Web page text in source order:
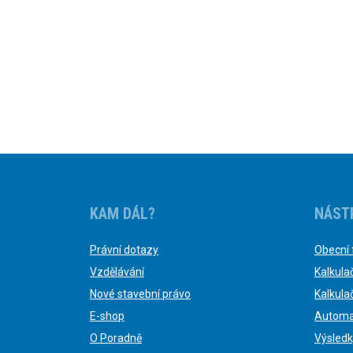
KAM DÁL?
Právní dotazy
Vzdělávání
Nové stavební právo
E-shop
O Poradně
Obecní